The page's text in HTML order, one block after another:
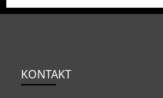
KONTAKT